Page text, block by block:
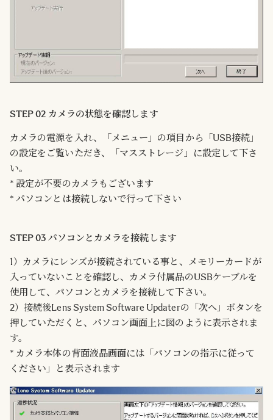
STEP 02 カメラの状態を確認します
カメラの電源を入れ、「メニュー」の項目から「USB接続」
の設定をご覧いただき、「マスストレージ」に設定して下さ
い。
* 設定が不要のカメラもございます
* パソコンとは接続しないで行って下さい
STEP 03 パソコンとカメラを接続します
1）カメラにレンズが接続されている事と、メモリーカードが
入っていないことを確認し、カメラ付属品のUSBケーブルを
使用して、パソコンとカメラを接続して下さい。
2）接続後Lens System Software Updaterの「次へ」ボタンを
押していただくと、パソコン画面上に図のように表示されま
す。
* カメラ本体の背面液晶画面には「パソコンの指示に従って
ください」と表示されます